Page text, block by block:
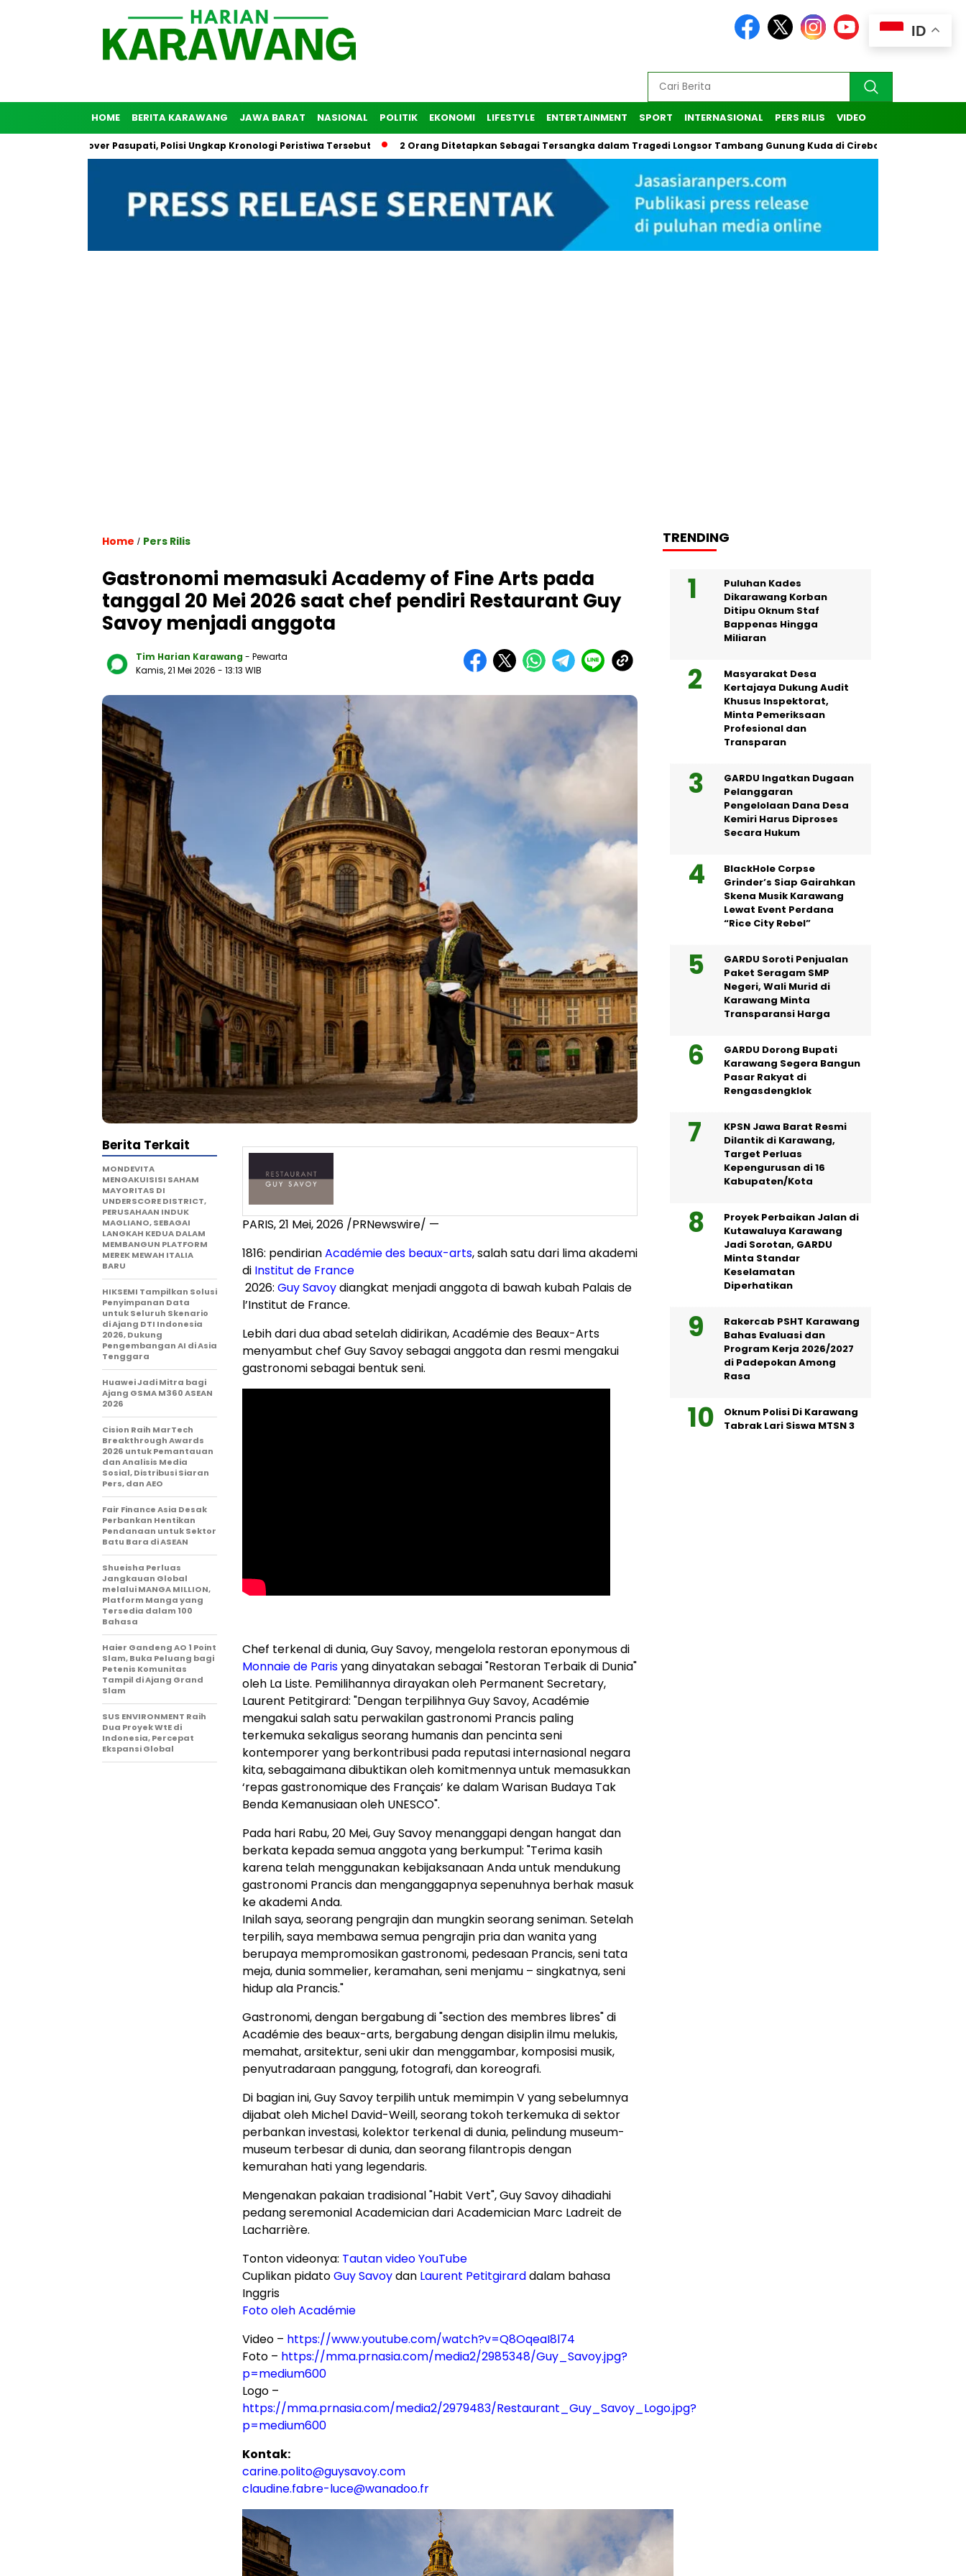
HOME BERITA KARAWANG JAWA BARAT NASIONAL POLITIK EKONOMI LIFESTYLE ENTERTAINMENT SPORT INTERNASIONAL PERS RILIS VIDEO
di Flyover Pasupati, Polisi Ungkap Kronologi Peristiwa Tersebut 2 Orang Ditetapkan Sebagai Tersangka dalam Tragedi Longsor Tambang Gunung Kuda di Cirebon Kasus Pendaki
Home / Pers Rilis
Gastronomi memasuki Academy of Fine Arts pada
tanggal 20 Mei 2026 saat chef pendiri Restaurant Guy
Savoy menjadi anggota
Tim Harian Karawang - Pewarta
Kamis, 21 Mei 2026 - 13:13 WIB
PARIS,21 Mei, 2026 /PRNewswire/ —
1816: pendirianAcadémie des beaux-arts, salah satu dari lima akademi
di Institut de France
2026: Guy Savoydiangkat menjadi anggota di bawah kubah Palais de
l’Institut de France.
Lebih dari dua abad setelah didirikan, Académie des Beaux-Arts
menyambut chef Guy Savoy sebagai anggota dan resmi mengakui
gastronomi sebagai bentuk seni.
Chef terkenal di dunia, Guy Savoy, mengelola restoran eponymous di
Monnaie de Parisyang dinyatakan sebagai "Restoran Terbaik di Dunia"
oleh La Liste. Pemilihannya dirayakan oleh Permanent Secretary,
Laurent Petitgirard: "Dengan terpilihnya Guy Savoy, Académie
mengakui salah satu perwakilan gastronomi Prancis paling
terkemuka sekaligus seorang humanis dan pencinta seni
kontemporer yang berkontribusi pada reputasi internasional negara
kita, sebagaimana dibuktikan oleh komitmennya untuk memasukkan
‘repas gastronomique des Français’ ke dalam Warisan Budaya Tak
Benda Kemanusiaan oleh UNESCO".
Pada hari Rabu, 20 Mei, Guy Savoy menanggapi dengan hangat dan
berkata kepada semua anggota yang berkumpul: "Terima kasih
karena telah menggunakan kebijaksanaan Anda untuk mendukung
gastronomi Prancis dan menganggapnya sepenuhnya berhak masuk
ke akademi Anda.
Inilah saya, seorang pengrajin dan mungkin seorang seniman. Setelah
terpilih, saya membawa semua pengrajin pria dan wanita yang
berupaya mempromosikan gastronomi, pedesaan Prancis, seni tata
meja, dunia sommelier, keramahan, seni menjamu – singkatnya, seni
hidup ala Prancis."
Gastronomi, dengan bergabung di "section des membres libres" di
Académie des beaux-arts, bergabung dengan disiplin ilmu melukis,
memahat, arsitektur, seni ukir dan menggambar, komposisi musik,
penyutradaraan panggung, fotografi, dan koreografi.
Di bagian ini, Guy Savoy terpilih untuk memimpin V yang sebelumnya
dijabat oleh Michel David-Weill, seorang tokoh terkemuka di sektor
perbankan investasi, kolektor terkenal di dunia, pelindung museum-
museum terbesar di dunia, dan seorang filantropis dengan
kemurahan hati yang legendaris.
Mengenakan pakaian tradisional "Habit Vert", Guy Savoy dihadiahi
pedang seremonial Academician dari Academician Marc Ladreit de
Lacharrière.
Tonton videonya: Tautan video YouTube
Cuplikan pidatoGuy Savoydan Laurent Petitgirarddalam bahasa
Inggris
Foto oleh Académie
Video – https://www.youtube.com/watch?v=Q8OqeaI8l74
Foto – https://mma.prnasia.com/media2/2985348/Guy_Savoy.jpg?
p=medium600
Logo –
https://mma.prnasia.com/media2/2979483/Restaurant_Guy_Savoy_Logo.jpg?
p=medium600
Kontak:
carine.polito@guysavoy.com
claudine.fabre-luce@wanadoo.fr
Berita Terkait
MONDEVITA
MENGAKUISISI SAHAM
MAYORITAS DI
UNDERSCORE DISTRICT,
PERUSAHAAN INDUK
MAGLIANO, SEBAGAI
LANGKAH KEDUA DALAM
MEMBANGUN PLATFORM
MEREK MEWAH ITALIA
BARU
HIKSEMI Tampilkan Solusi
Penyimpanan Data
untuk Seluruh Skenario
di Ajang DTI Indonesia
2026, Dukung
Pengembangan AI di Asia
Tenggara
Huawei Jadi Mitra bagi
Ajang GSMA M360 ASEAN
2026
Cision Raih MarTech
Breakthrough Awards
2026 untuk Pemantauan
dan Analisis Media
Sosial, Distribusi Siaran
Pers, dan AEO
Fair Finance Asia Desak
Perbankan Hentikan
Pendanaan untuk Sektor
Batu Bara di ASEAN
Shueisha Perluas
Jangkauan Global
melalui MANGA MILLION,
Platform Manga yang
Tersedia dalam 100
Bahasa
Haier Gandeng AO 1 Point
Slam, Buka Peluang bagi
Petenis Komunitas
Tampil di Ajang Grand
Slam
SUS ENVIRONMENT Raih
Dua Proyek WtE di
Indonesia, Percepat
Ekspansi Global
TRENDING
Puluhan Kades
Dikarawang Korban
Ditipu Oknum Staf
Bappenas Hingga
Miliaran
Masyarakat Desa
Kertajaya Dukung Audit
Khusus Inspektorat,
Minta Pemeriksaan
Profesional dan
Transparan
GARDU Ingatkan Dugaan
Pelanggaran
Pengelolaan Dana Desa
Kemiri Harus Diproses
Secara Hukum
BlackHole Corpse
Grinder’s Siap Gairahkan
Skena Musik Karawang
Lewat Event Perdana
“Rice City Rebel”
GARDU Soroti Penjualan
Paket Seragam SMP
Negeri, Wali Murid di
Karawang Minta
Transparansi Harga
GARDU Dorong Bupati
Karawang Segera Bangun
Pasar Rakyat di
Rengasdengklok
KPSN Jawa Barat Resmi
Dilantik di Karawang,
Target Perluas
Kepengurusan di 16
Kabupaten/Kota
Proyek Perbaikan Jalan di
Kutawaluya Karawang
Jadi Sorotan, GARDU
Minta Standar
Keselamatan
Diperhatikan
Rakercab PSHT Karawang
Bahas Evaluasi dan
Program Kerja 2026/2027
di Padepokan Among
Rasa
Oknum Polisi Di Karawang
Tabrak Lari Siswa MTSN 3
ID